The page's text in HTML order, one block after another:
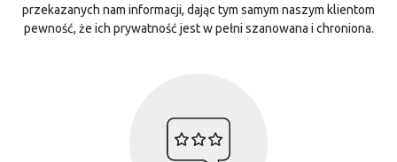
przekazanych nam informacji, dając tym samym naszym klientom
pewność, że ich prywatność jest w pełni szanowana i chroniona.